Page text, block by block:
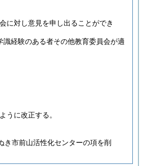
に対し意見を申し出ることができ
経験のある者その他教育委員会が適
うに改正する。
き市前山活性化センターの項を削